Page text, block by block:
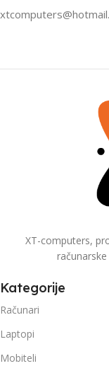
XT-computers,
Kategorije
Računari
Laptopi
Mobiteli